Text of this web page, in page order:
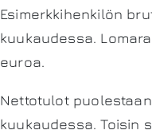
Esimerkkihenkilön
kuukaudessa.
euroa.
Nettotulot
kuukaudessa. Toisin